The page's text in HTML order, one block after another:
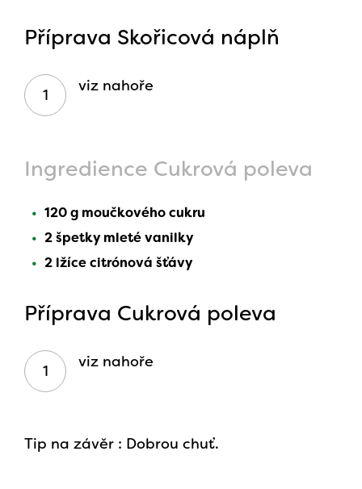
Příprava Skořicová náplň
viz nahoře
Ingredience Cukrová poleva
120 g moučkového cukru
2 špetky mleté vanilky
2 lžíce citrónová šťávy
Příprava Cukrová poleva
viz nahoře
Tip na závěr : Dobrou chuť.